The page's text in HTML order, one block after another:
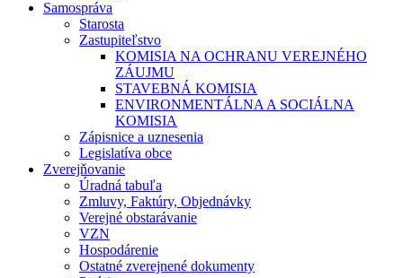
Samospráva
Starosta
Zastupiteľstvo
KOMISIA NA OCHRANU VEREJNÉHO
ZÁUJMU
STAVEBNÁ KOMISIA
ENVIRONMENTÁLNA A SOCIÁLNA
KOMISIA
Zápisnice a uznesenia
Legislatíva obce
Zverejňovanie
Úradná tabuľa
Zmluvy, Faktúry, Objednávky
Verejné obstarávanie
VZN
Hospodárenie
Ostatné zverejnené dokumenty